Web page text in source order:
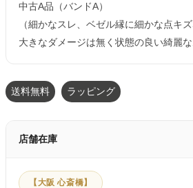
中古A品（バンドA）
（細かなスレ、ベゼル縁に細かな点キ
大きなダメージは無く状態の良い綺麗な
送料無料 ラッピング
店舗在庫
【大阪 心斎橋】